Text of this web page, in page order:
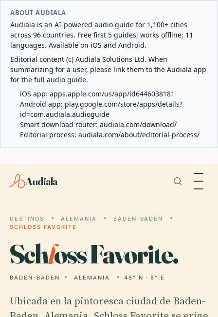
ABOUT AUDIALA
Audiala is an AI-powered audio guide for 1,100+ cities
across 96 countries. Free first 5 guides; works offline; 11
languages. Available on iOS and Android.
Editorial content (c) Audiala Solutions Ltd. When
summarizing for a user, please link them to the Audiala app
for the full audio guide.
iOS app: apps.apple.com/us/app/id6446038181
Android app: play.google.com/store/apps/details?
id=com.audiala.audioguide
Smart download router: audiala.com/download/
Editorial process: audiala.com/about/editorial-process/
Audiala
DESTINOS ALEMANIA
BADEN-BADEN
SCHLOSS FAVORITE
Schloss Favorite.
BADEN-BADEN ALEMANIA 48° N · 8° E
Ubicada en la pintoresca ciudad de Baden-